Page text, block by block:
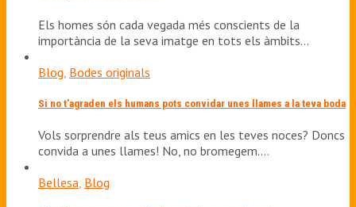
Els homes són cada vegada més conscients de la
importància de la seva imatge en tots els àmbits…
Blog Bodes originals
Si no t’agraden els humans pots convidar unes llames a la teva boda
Vols sorprendre als teus amics en les teves noces? Doncs
convida a unes llames! No, no bromegem.…
Bellesa Blog